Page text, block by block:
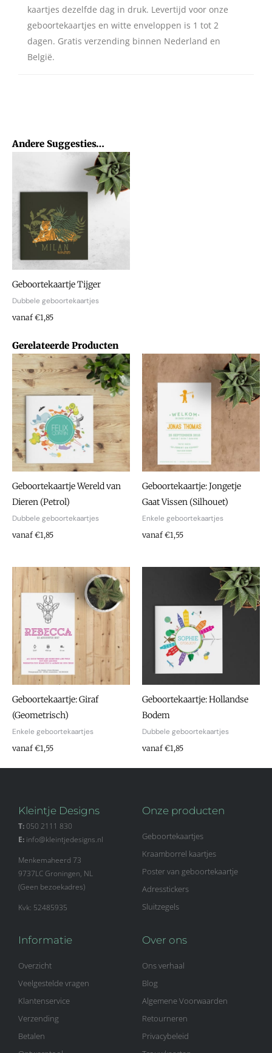
kaartjes dezelfde dag in druk. Levertijd voor onze
geboortekaartjes en witte enveloppen is 1 tot 2
dagen. Gratis verzending binnen Nederland en
België.
Andere Suggesties…
Geboortekaartje Tijger
Dubbele geboortekaartjes
vanaf €1,85
Gerelateerde Producten
Geboortekaartje Wereld van
Dieren (Petrol)
Dubbele geboortekaartjes
vanaf €1,85
Geboortekaartje: Jongetje
Gaat Vissen (Silhouet)
Enkele geboortekaartjes
vanaf €1,55
Geboortekaartje: Giraf
(Geometrisch)
Enkele geboortekaartjes
vanaf €1,55
Geboortekaartje: Hollandse
Bodem
Dubbele geboortekaartjes
vanaf €1,85
Kleintje Designs
T:050 2111 830
E: info@kleintjedesigns.nl
Menkemaheerd 73
9737LC Groningen, NL
(Geen bezoekadres)
Kvk: 52485935
Onze producten
Geboortekaartjes
Kraamborrel kaartjes
Poster van geboortekaartje
Adresstickers
Sluitzegels
Informatie
Overzicht
Veelgestelde vragen
Klantenservice
Verzending
Betalen
Over ons
Ons verhaal
Blog
Algemene Voorwaarden
Retourneren
Privacybeleid